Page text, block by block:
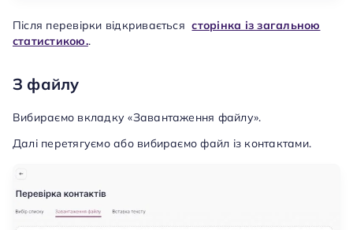
Після перевірки відкриваєтьсясторінка із загальною
статистикою..
З файлу
Вибираємо вкладку «Завантаження файлу».
Далі перетягуємо або вибираємо файл із контактами.